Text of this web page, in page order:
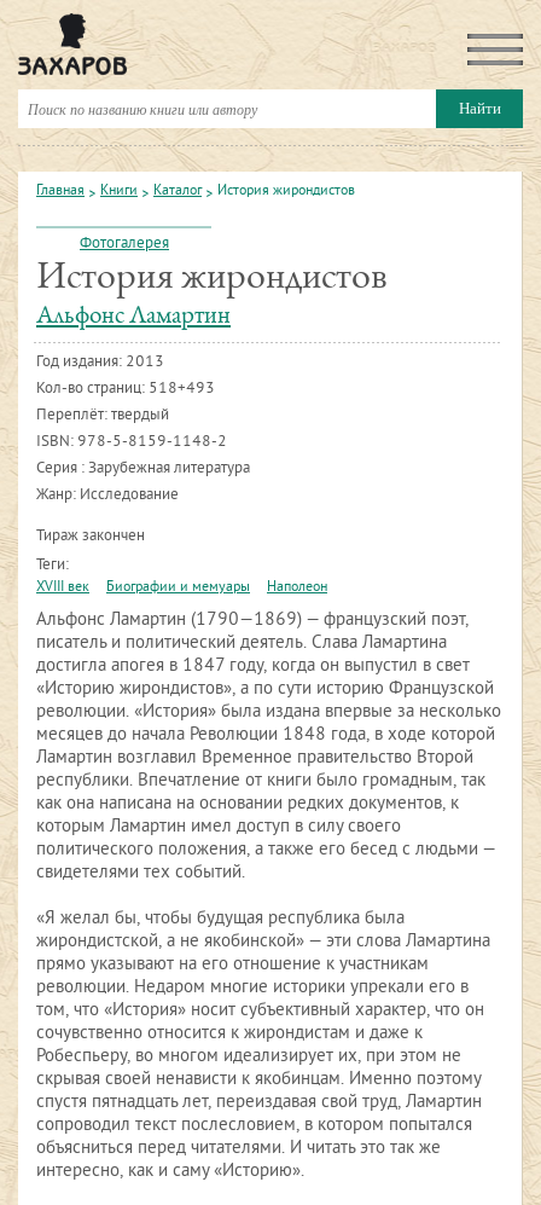
Главная Книги Каталог История жирондистов
Фотогалерея
История жирондистов
Альфонс Ламартин
Год издания: 2013
Кол-во страниц: 518+493
Переплёт: твердый
ISBN: 978-5-8159-1148-2
Серия : Зарубежная литература
Жанр: Исследование
Тираж закончен
Теги:
XVIII век Биографии и мемуары Наполеон
Альфонс Ламартин (1790—1869) — французский поэт,
писатель и политический деятель. Слава Ламартина
достигла апогея в 1847 году, когда он выпустил в свет
«Историю жирондистов», а по сути историю Французской
революции. «История» была издана впервые за несколько
месяцев до начала Революции 1848 года, в ходе которой
Ламартин возглавил Временное правительство Второй
республики. Впечатление от книги было громадным, так
как она написана на основании редких документов, к
которым Ламартин имел доступ в силу своего
политического положения, а также его бесед с людьми —
свидетелями тех событий.
«Я желал бы, чтобы будущая республика была
жирондистской, а не якобинской» — эти слова Ламартина
прямо указывают на его отношение к участникам
революции. Недаром многие историки упрекали его в
том, что «История» носит субъективный характер, что он
сочувственно относится к жирондистам и даже к
Робеспьеру, во многом идеализирует их, при этом не
скрывая своей ненависти к якобинцам. Именно поэтому
спустя пятнадцать лет, переиздавая свой труд, Ламартин
сопроводил текст послесловием, в котором попытался
объясниться перед читателями. И читать это так же
интересно, как и саму «Историю».